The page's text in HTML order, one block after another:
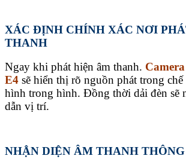
XÁC ĐỊNH CHÍNH XÁC NƠI
THANH
Ngay khi phát hiện âm thanh.
E4 sẽ hiển thị rõ nguồn phát trong
hình trong hình. Đồng thời dải đèn sẽ
dẫn vị trí.
NHẬN DIỆN ÂM THANH